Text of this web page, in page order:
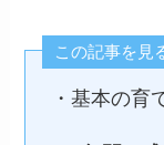
この記事を見
・基本の育